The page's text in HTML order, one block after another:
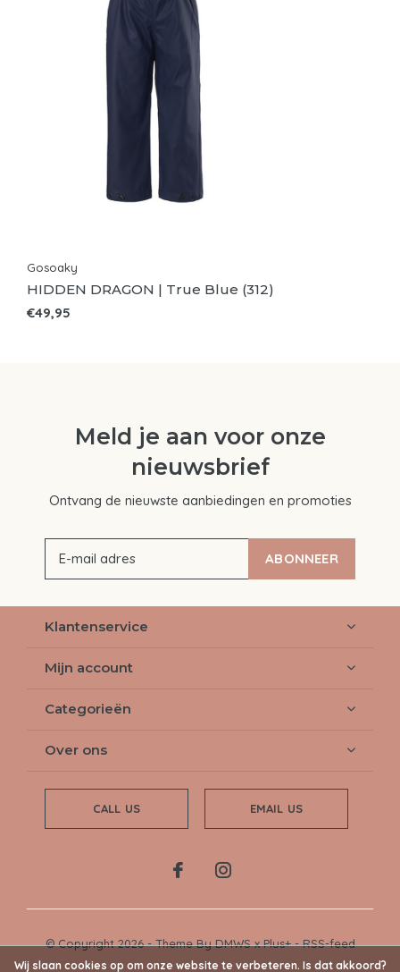
Gosoaky
HIDDEN DRAGON | True Blue (312)
€49,95
Meld je aan voor onze
nieuwsbrief
Ontvang de nieuwste aanbiedingen en promoties
ABONNEER
Klantenservice
Mijn account
Categorieën
Over ons
CALL US EMAIL US
© Copyright2026- Theme ByDMWSxPlus+-RSS-feed
Wij slaan cookies op om onze website te verbeteren. Is dat akkoord?